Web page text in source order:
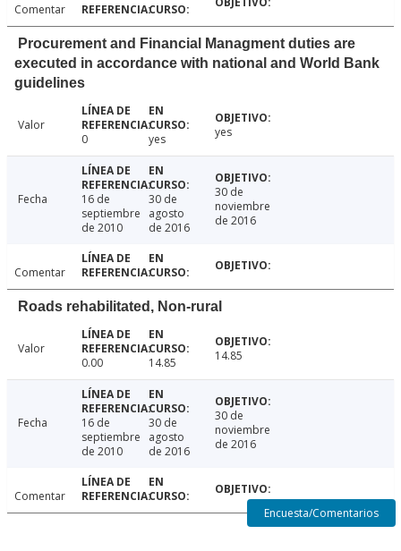
Comentar
Procurement and Financial Managment duties are
executed in accordance with national and World Bank
guidelines
Valor
0
yes yes
Fecha
16 de
septiembre
de 2010
30 de
agosto
de 2016
30 de
noviembre
de 2016
Comentar
Roads rehabilitated, Non-rural
Valor
0.00
14.85 14.85
Fecha
16 de
septiembre
de 2010
30 de
agosto
de 2016
30 de
noviembre
de 2016
Comentar
Encuesta/Comentarios